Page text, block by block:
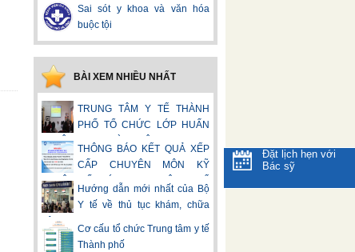
Sai sót y khoa và văn hóa
buộc tội
BÀI XEM NHIỀU NHẤT
TRUNG TÂM Y TẾ THÀNH
PHỐ TỔ CHỨC LỚP HUẤN
LUYỆN AN TOÀN VỆ SINH LAO
ĐỘNG NĂM 2024.
THÔNG BÁO KẾT QUẢ XẾP
CẤP CHUYÊN MÔN KỸ
THUẬT ĐỐI VỚI TRUNG TÂM Y TẾ
THÀNH PHỐ HÀ TĨNH
Hướng dẫn mới nhất của Bộ
Y tế về thủ tục khám, chữa
bệnh BHYT
Cơ cấu tổ chức Trung tâm y tế
Thành phố
Đặt lịch hẹn với
Bác sỹ